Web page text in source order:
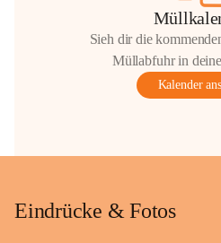
Sieh dir die
Müllabfuhr in
Kalender
Eindrücke & Fotos